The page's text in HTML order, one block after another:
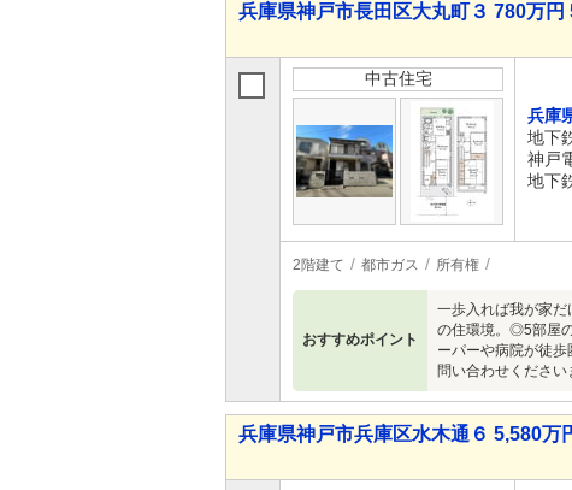
兵庫県神戸市長田区大丸町３ 780万円
中古住宅
兵庫
地下
神戸
地下
2階建て 都市ガス 所有権
おすすめポイント
一歩入れば我が家
の住環境。◎5部屋
ーパーや病院が徒
問い合わせくださ
兵庫県神戸市兵庫区水木通６ 5,580万